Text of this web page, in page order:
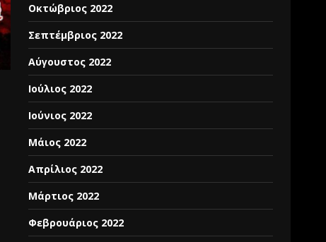
Οκτώβριος 2022
Σεπτέμβριος 2022
Αύγουστος 2022
Ιούλιος 2022
Ιούνιος 2022
Μάιος 2022
Απρίλιος 2022
Μάρτιος 2022
Φεβρουάριος 2022